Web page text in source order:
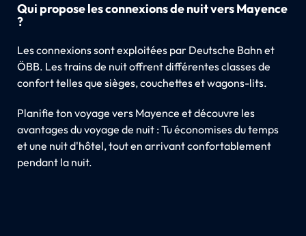
Qui propose les connexions de nuit vers Mayence
?
Les connexions sont exploitées par Deutsche Bahn et
ÖBB. Les trains de nuit offrent différentes classes de
confort telles que sièges, couchettes et wagons-lits.
Planifie ton voyage vers Mayence et découvre les
avantages du voyage de nuit : Tu économises du temps
et une nuit d'hôtel, tout en arrivant confortablement
pendant la nuit.